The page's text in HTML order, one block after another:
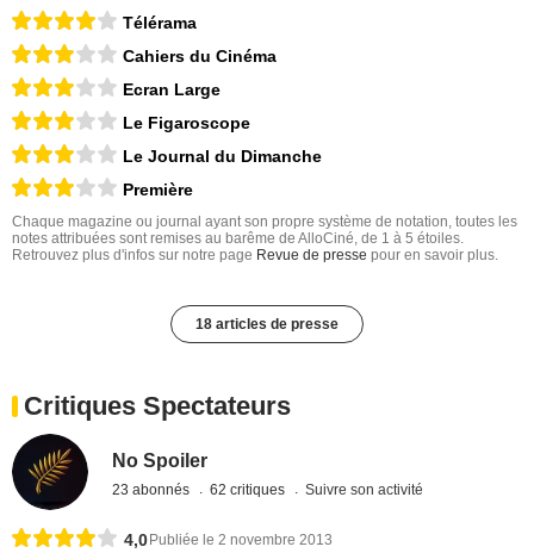
Télérama
Cahiers du Cinéma
Ecran Large
Le Figaroscope
Le Journal du Dimanche
Première
Chaque magazine ou journal ayant son propre système de notation, toutes les
notes attribuées sont remises au barême de AlloCiné, de 1 à 5 étoiles.
Retrouvez plus d'infos sur notre page Revue de presse pour en savoir plus.
18 articles de presse
Critiques Spectateurs
No Spoiler
23 abonnés 62 critiques Suivre son activité
4,0 Publiée le 2 novembre 2013